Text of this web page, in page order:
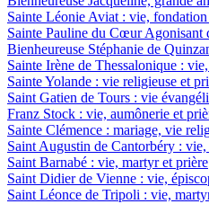
Sainte Léonie Aviat : vie,
Sainte Pauline du Cœur Agonisant
Bienheureuse Stéphanie de
Sainte Irène de Thessalonique :
Sainte Yolande : vie religieuse et
Saint Gatien de Tours : vie
Franz Stock : vie, aumônerie et
Sainte Clémence : mariage, vie
Saint Augustin de Cantorbéry :
Saint Barnabé : vie, martyr et prière
Saint Didier de Vienne : vie,
Saint Léonce de Tripoli : vie,